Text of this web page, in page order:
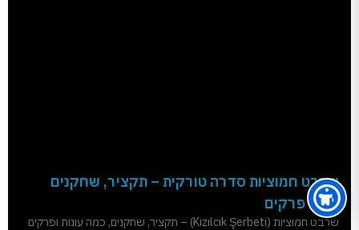
שרבט חמוציות סדרה טורקית – תקציר, שחקנים
וכמה פרקים
שרבט חמוציות (Kızılcık Şerbeti) – תקציר, שחקנים, כמה עונות ופרקים